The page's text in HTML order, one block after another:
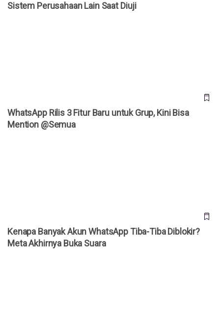
Sistem Perusahaan Lain Saat Diuji
WhatsApp Rilis 3 Fitur Baru untuk Grup, Kini Bisa
Mention @Semua
Kenapa Banyak Akun WhatsApp Tiba-Tiba Diblokir?
Meta Akhirnya Buka Suara